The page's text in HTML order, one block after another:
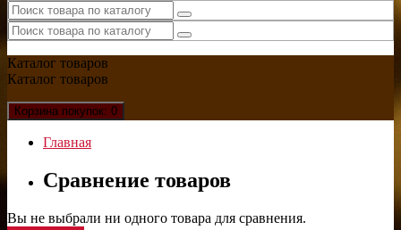
Каталог товаров
Каталог товаров
Корзина покупок: 0
Главная
Сравнение товаров
Вы не выбрали ни одного товара для сравнения.